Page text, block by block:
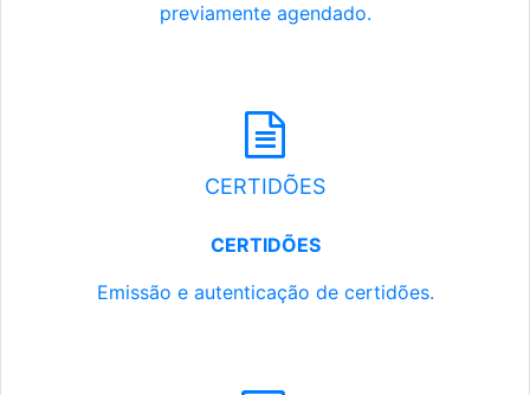
previamente agendado.
CERTIDÕES
CERTIDÕES
Emissão e autenticação de certidões.